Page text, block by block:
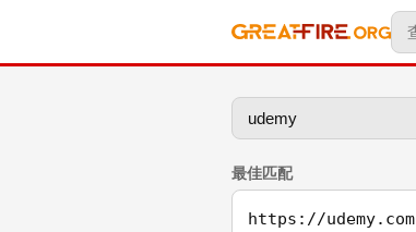
最佳匹配
https://udemy.com